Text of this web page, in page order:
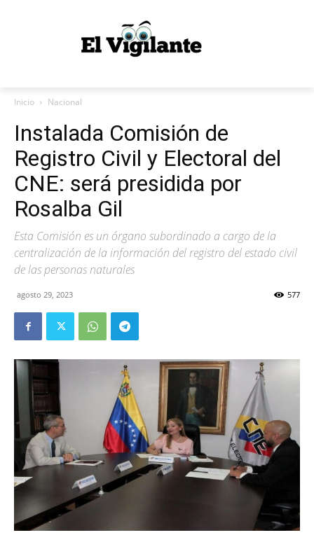
Inicio Nacional
Instalada Comisión de
Registro Civil y Electoral del
CNE: será presidida por
Rosalba Gil
Esta Comisión es un órgano subordinado a cargo de la
centralización de la información del registro del estado civil
de las personas naturales
agosto 29, 2023 577